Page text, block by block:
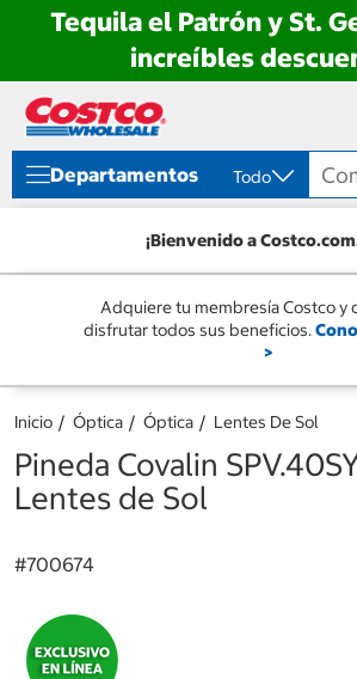
Tequila el Patrón y St.
increíbles
directo
contenido
directo
menú
navegación
Departamentos Todo
¡Bienvenido a
Adquiere tu membresía Costco y
disfrutar todos sus beneficios.
>
Inicio Óptica Óptica Lentes De Sol
Pineda Covalin
Lentes de Sol
#700674